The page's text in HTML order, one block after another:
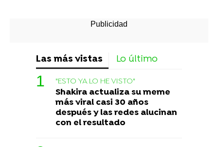
Las más vistas Lo último
"ESTO YA LO HE VISTO"
Shakira actualiza su meme
más viral casi 30 años
después y las redes alucinan
con el resultado